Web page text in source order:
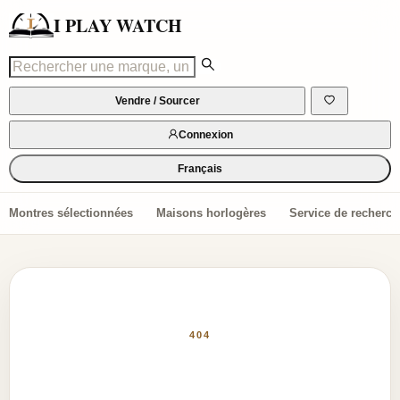
I PLAY WATCH
Vendre / Sourcer
Connexion
Français
Montres sélectionnées Maisons horlogères Service de
404